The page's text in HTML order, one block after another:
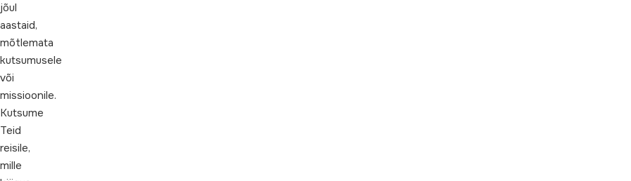
jõul
aastaid,
mõtlemata
kutsumusele
või
missioonile.
Kutsume
Teid
reisile,
mille